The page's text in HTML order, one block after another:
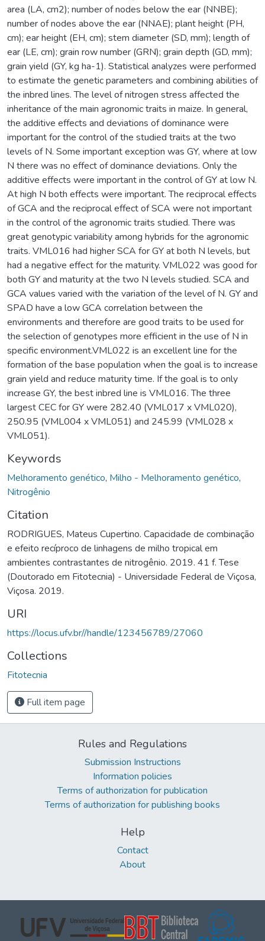
area (LA, cm2); number of nodes below the ear (NNBE);
number of nodes above the ear (NNAE); plant height (PH,
cm); ear height (EH, cm); stem diameter (SD, mm); length of
ear (LE, cm); grain row number (GRN); grain depth (GD, mm);
grain yield (GY, kg ha-1). Statistical analyzes were performed
to estimate the genetic parameters and combining abilities of
the inbred lines. The level of nitrogen stress affected the
inheritance of the main agronomic traits in maize. In general,
the additive effects and deviations of dominance were
important for the control of the studied traits at the two
levels of N. Some important exception was GY, where at low
N there was no effect of dominance deviations. Only the
additive effects were important in the control of GY at low N.
At high N both effects were important. The reciprocal effects
of GCA and the reciprocal effect of SCA were not important
in the control of the agronomic traits studied. There was
great genotypic variability among hybrids for the agronomic
traits. VML016 had higher SCA for GY at both N levels, but
had a negative effect for the maturity. VML022 was good for
both GY and maturity at the two N levels studied. SCA and
GCA values varied with the variation of the level of N. GY and
SPAD have a low GCA correlation between the
environments and therefore are good traits to be used for
the selection of genotypes more efficient in the use of N in
specific environment.VML022 is an excellent line for the
formation of the base population when the goal is to increase
grain yield and reduce maturity time. If the goal is to only
increase GY, the best inbred line is VML016. The three
largest CEC for GY were 282.40 (VML017 x VML020),
250.95 (VML004 x VML051) and 245.99 (VML028 x
VML051).
Keywords
Melhoramento genético, Milho - Melhoramento genético,
Nitrogênio
Citation
RODRIGUES, Mateus Cupertino. Capacidade de combinação
e efeito recíproco de linhagens de milho tropical em
ambientes contrastantes de nitrogênio. 2019. 41 f. Tese
(Doutorado em Fitotecnia) - Universidade Federal de Viçosa,
Viçosa. 2019.
URI
https://locus.ufv.br//handle/123456789/27060
Collections
Fitotecnia
Full item page
Rules and Regulations
Submission Instructions
Information policies
Terms of authorization for publication
Terms of authorization for publishing books
Help
Contact
About